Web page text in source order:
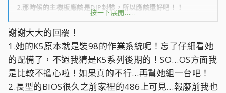
2.那時候的主機板應該是DIP封裝，所以應該還好吧！！
3.討論區的搜尋就是方便爬文用的，所以還是建議你多多利用吧
按一下展開……
謝謝大大的回覆！
1.她的K5原本就是裝98的作業系統呢！忘了仔細看她
的配備了，不過我猜是K5系列後期的！SO…OS方面我
是比較不擔心啦！如果真的不行…再幫她組一台吧！
2.長型的BIOS很久之前家裡的486上可見…報廢前我也